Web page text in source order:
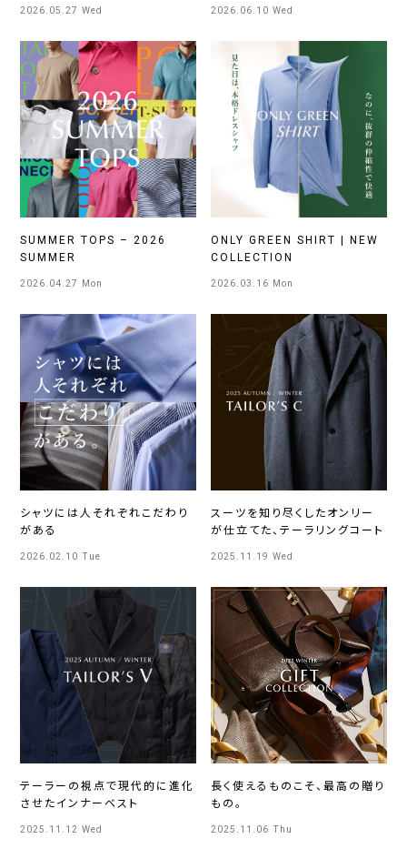
2026.05.27 Wed 2026.06.10 Wed
SUMMER TOPS – 2026
SUMMER
2026.04.27 Mon
ONLY GREEN SHIRT | NEW
COLLECTION
2026.03.16 Mon
シャツには人それぞれこだわり
がある
2026.02.10 Tue
スーツを知り尽くしたオンリー
が仕立てた、テーラリングコート
2025.11.19 Wed
テーラーの視点で現代的に進化
させたインナーベスト
2025.11.12 Wed
長く使えるものこそ、最高の贈り
もの。
2025.11.06 Thu